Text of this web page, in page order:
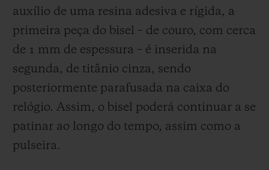
Aluminio e a outra com a pulseira de couro
Venezia patinado Aluminio e motivo Scritto
exclusivamente para o Japão.
auxílio de uma resina adesiva e rígida, a
primeira peça do bisel – de couro, com cerca
de 1 mm de espessura – é inserida na
segunda, de titânio cinza, sendo
posteriormente parafusada na caixa do
relógio. Assim, o bisel poderá continuar a se
patinar ao longo do tempo, assim como a
pulseira.